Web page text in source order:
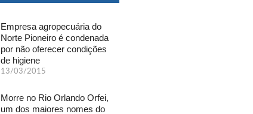
Empresa agropecuária do
Norte Pioneiro é condenada
por não oferecer condições
de higiene
13/03/2015
Morre no Rio Orlando Orfei,
um dos maiores nomes do